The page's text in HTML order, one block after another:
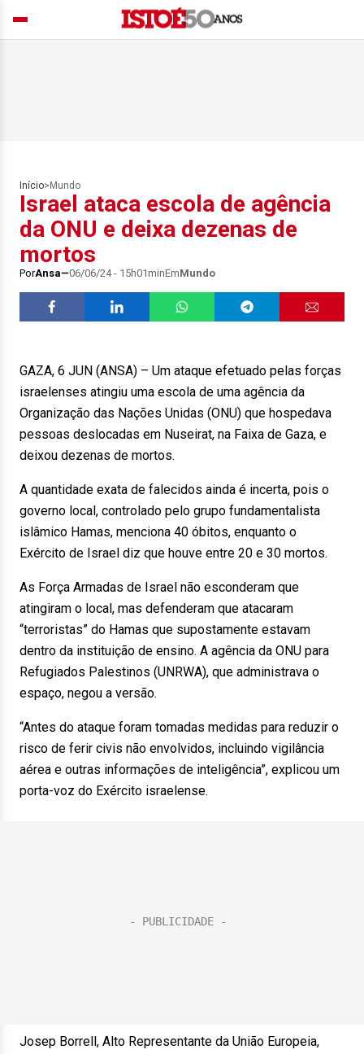
Início> Mundo
Israel ataca escola de agência
da ONU e deixa dezenas de
mortos
PorAnsa 06/06/24 - 15h01minEmMundo
GAZA, 6 JUN (ANSA) – Um ataque efetuado pelas forças
israelenses atingiu uma escola de uma agência da
Organização das Nações Unidas (ONU) que hospedava
pessoas deslocadas em Nuseirat, na Faixa de Gaza, e
deixou dezenas de mortos.
A quantidade exata de falecidos ainda é incerta, pois o
governo local, controlado pelo grupo fundamentalista
islâmico Hamas, menciona 40 óbitos, enquanto o
Exército de Israel diz que houve entre 20 e 30 mortos.
As Força Armadas de Israel não esconderam que
atingiram o local, mas defenderam que atacaram
“terroristas” do Hamas que supostamente estavam
dentro da instituição de ensino. A agência da ONU para
Refugiados Palestinos (UNRWA), que administrava o
espaço, negou a versão.
“Antes do ataque foram tomadas medidas para reduzir o
risco de ferir civis não envolvidos, incluindo vigilância
aérea e outras informações de inteligência”, explicou um
porta-voz do Exército israelense.
Josep Borrell, Alto Representante da União Europeia,